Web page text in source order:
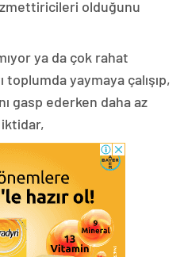
olduğunu
ya da çok rahat
toplumda yaymaya çalışıp,
gasp ederken daha az